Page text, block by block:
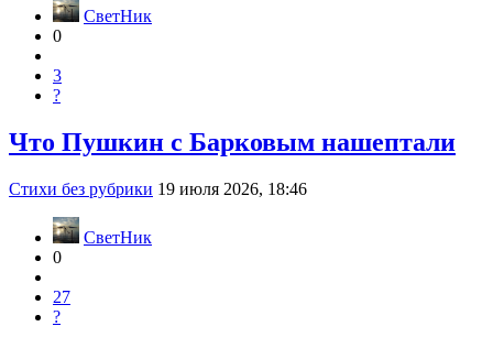
СветНик
0
3
?
Что Пушкин с Барковым нашептали
Стихи без рубрики 19 июля 2026, 18:46
СветНик
0
27
?